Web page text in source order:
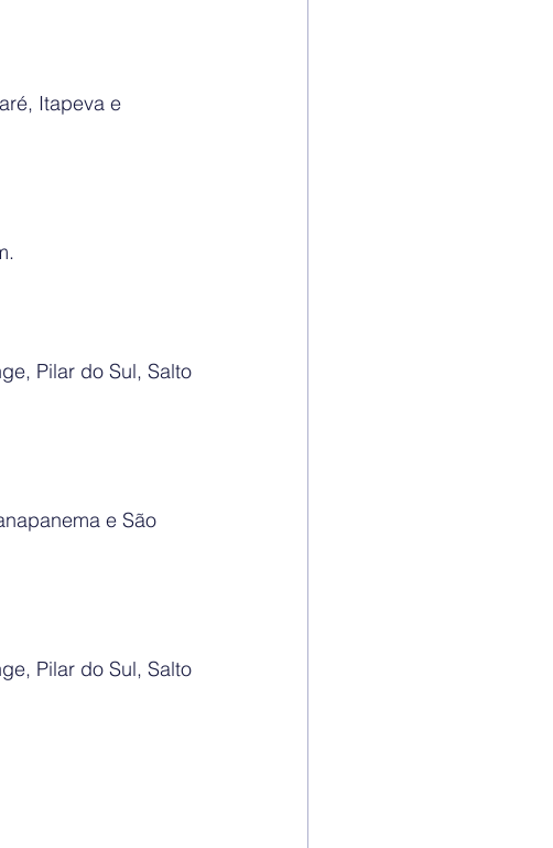
Itapeva e
Pilar do Sul, Salto
e São
Pilar do Sul, Salto